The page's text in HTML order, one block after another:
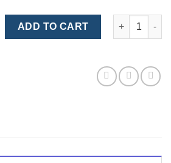
tour de france blue quantity
ADD TO CART